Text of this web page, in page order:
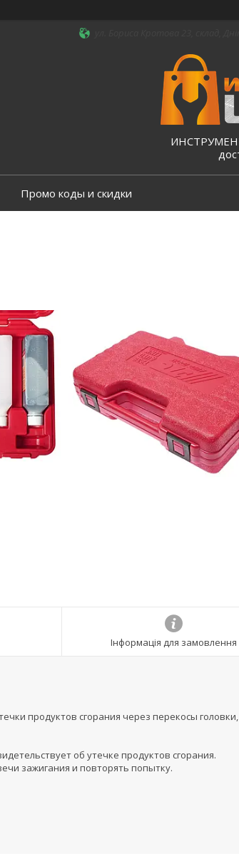
Промо коды и скидки
Інформація для замовлення
продуктов сгорания через перекосы головки,
об утечке продуктов сгорания.
зажигания и повторять попытку.